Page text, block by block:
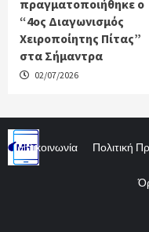
πραγματοποιήθηκε ο
“4ος Διαγωνισμός
Χειροποίητης Πίτας”
στα Σήμαντρα
02/07/2026
Επικοινωνία Πολιτική